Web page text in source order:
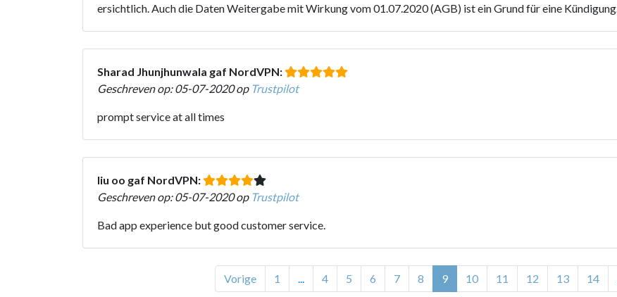
ersichtlich. Auch die Daten Weitergabe mit Wirkung vom 01.07.2020 (AGB) ist ein Grund für eine Kündigung.
Sharad Jhunjhunwala gaf NordVPN:
Geschreven op: 05-07-2020 op Trustpilot
prompt service at all times
liu oo gaf NordVPN:
Geschreven op: 05-07-2020 op Trustpilot
Bad app experience but good customer service.
Vorige 1 4 5 6 7 8 9 10 11 12 13 14